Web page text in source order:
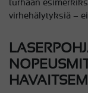
turhaan
virhehälytyksiä – ei